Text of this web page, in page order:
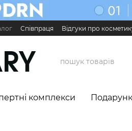
контенту
Співпраця Відгуки про
в Hillary
Контактна інформація
комплекси